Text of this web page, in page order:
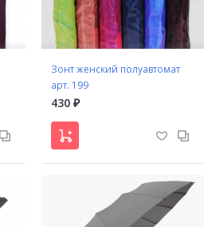
Зонт женский полуавтомат
арт. 199
430 ₽